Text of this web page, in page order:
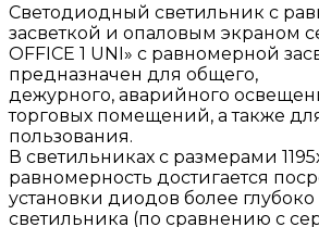
Светодиодный светильник с
засветкой и опаловым экраном
OFFICE 1 UNI» с равномерной
предназначен для общего,
дежурного, аварийного
торговых помещений, а также
пользования.
В светильниках с размерами
равномерность достигается
установки диодов более
светильника (по сравнению с